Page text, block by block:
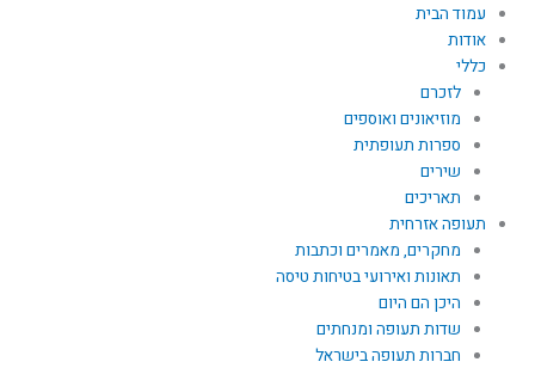
עמוד הבית
אודות
כללי
לזכרם
מוזיאונים ואוספים
ספרות תעופתית
שירים
תאריכים
תעופה אזרחית
מחקרים, מאמרים וכתבות
תאונות ואירועי בטיחות טיסה
היכן הם היום
שדות תעופה ומנחתים
חברות תעופה בישראל